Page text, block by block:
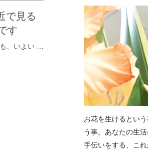
で見る
す
、いよい …
お花を生けるとい
う事。あなたの生
手伝いをする、これ